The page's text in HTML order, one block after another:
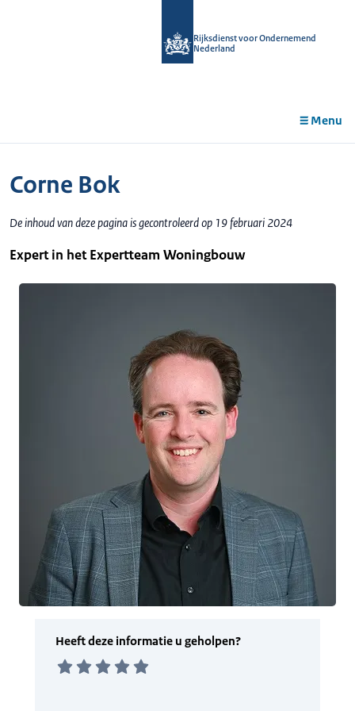
Rijksdienst voor Ondernemend
Nederland
Menu
Corne Bok
De inhoud van deze pagina is gecontroleerd op 19 februari 2024
Expert in het Expertteam Woningbouw